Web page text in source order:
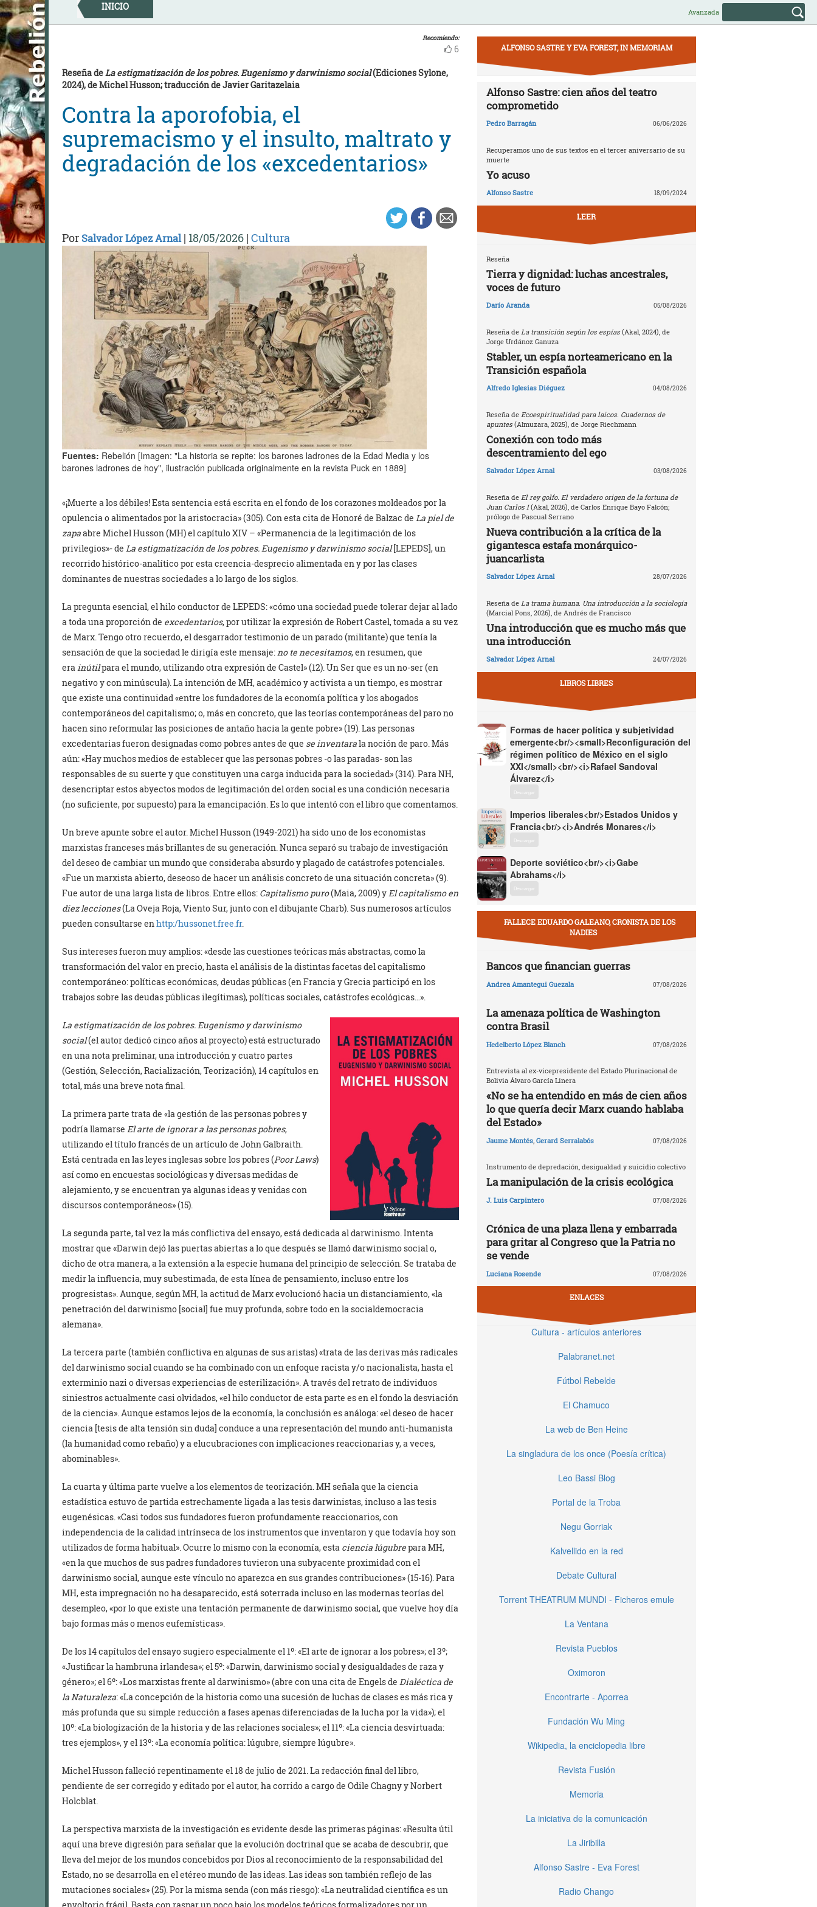
Skip
to
content
INICIO Avanzada
Recomiendo:
6
Reseña deLa estigmatización de los pobres. Eugenismo y darwinismo social(Ediciones Sylone,
2024), de Michel Husson; traducción de Javier Garitazelaia
Contra la aporofobia, el
supremacismo y el insulto, maltrato y
degradación de los «excedentarios»
Por Salvador López Arnal| 18/05/2026 | Cultura
Fuentes: Rebelión [Imagen: "La historia se repite: los barones ladrones de la Edad Media y los
barones ladrones de hoy", ilustración publicada originalmente en la revista Puck en 1889]
«¡Muerte a los débiles! Esta sentencia está escrita en el fondo de los corazones moldeados por la
opulencia o alimentados por la aristocracia» (305). Con esta cita de Honoré de Balzac de La piel de
zapaabre Michel Husson (MH) el capítulo XIV – «Permanencia de la legitimación de los
privilegios»- de La estigmatización de los pobres. Eugenismo y darwinismo social[LEPEDS], un
recorrido histórico-analítico por esta creencia-desprecio alimentada en y por las clases
dominantes de nuestras sociedades a lo largo de los siglos.
La pregunta esencial, el hilo conductor de LEPEDS: «cómo una sociedad puede tolerar dejar al lado
a toda una proporción de excedentarios, por utilizar la expresión de Robert Castel, tomada a su vez
de Marx. Tengo otro recuerdo, el desgarrador testimonio de un parado (militante) que tenía la
sensación de que la sociedad le dirigía este mensaje: no te necesitamos, en resumen, que
era inútilpara el mundo, utilizando otra expresión de Castel» (12). Un Ser que es un no-ser (en
negativo y con minúscula). La intención de MH, académico y activista a un tiempo, es mostrar
que existe una continuidad «entre los fundadores de la economía política y los abogados
contemporáneos del capitalismo; o, más en concreto, que las teorías contemporáneas del paro no
hacen sino reformular las posiciones de antaño hacia la gente pobre» (19). Las personas
excedentarias fueron designadas como pobres antes de que se inventarala noción de paro. Más
aún: «Hay muchos medios de establecer que las personas pobres -o las paradas- son las
responsables de su suerte y que constituyen una carga inducida para la sociedad» (314). Para NH,
desencriptar estos abyectos modos de legitimación del orden social es una condición necesaria
(no suficiente, por supuesto) para la emancipación. Es lo que intentó con el libro que comentamos.
Un breve apunte sobre el autor. Michel Husson (1949-2021) ha sido uno de los economistas
marxistas franceses más brillantes de su generación. Nunca separó su trabajo de investigación
del deseo de cambiar un mundo que consideraba absurdo y plagado de catástrofes potenciales.
«Fue un marxista abierto, deseoso de hacer un análisis concreto de una situación concreta» (9).
Fue autor de una larga lista de libros. Entre ellos: Capitalismo puro(Maia, 2009) y El capitalismo en
diez lecciones(La Oveja Roja, Viento Sur, junto con el dibujante Charb). Sus numerosos artículos
pueden consultarse en http:/hussonet.free.fr.
Sus intereses fueron muy amplios: «desde las cuestiones teóricas más abstractas, como la
transformación del valor en precio, hasta el análisis de la distintas facetas del capitalismo
contemporáneo: políticas económicas, deudas públicas (en Francia y Grecia participó en los
trabajos sobre las deudas públicas ilegítimas), políticas sociales, catástrofes ecológicas…».
La estigmatización de los pobres. Eugenismo y darwinismo
social(el autor dedicó cinco años al proyecto) está estructurado
en una nota preliminar, una introducción y cuatro partes
(Gestión, Selección, Racialización, Teorización), 14 capítulos en
total, más una breve nota final.
La primera parte trata de «la gestión de las personas pobres y
podría llamarse El arte de ignorar a las personas pobres,
utilizando el título francés de un artículo de John Galbraith.
Está centrada en las leyes inglesas sobre los pobres (Poor Laws)
así como en encuestas sociológicas y diversas medidas de
alejamiento, y se encuentran ya algunas ideas y venidas con
discursos contemporáneos» (15).
La segunda parte, tal vez la más conflictiva del ensayo, está dedicada al darwinismo. Intenta
mostrar que «Darwin dejó las puertas abiertas a lo que después se llamó darwinismo social o,
dicho de otra manera, a la extensión a la especie humana del principio de selección. Se trataba de
medir la influencia, muy subestimada, de esta línea de pensamiento, incluso entre los
progresistas». Aunque, según MH, la actitud de Marx evolucionó hacia un distanciamiento, «la
penetración del darwinismo [social] fue muy profunda, sobre todo en la socialdemocracia
alemana».
La tercera parte (también conflictiva en algunas de sus aristas) «trata de las derivas más radicales
del darwinismo social cuando se ha combinado con un enfoque racista y/o nacionalista, hasta el
exterminio nazi o diversas experiencias de esterilización». A través del retrato de individuos
siniestros actualmente casi olvidados, «el hilo conductor de esta parte es en el fondo la desviación
de la ciencia». Aunque estamos lejos de la economía, la conclusión es análoga: «el deseo de hacer
ciencia [tesis de alta tensión sin duda] conduce a una representación del mundo anti-humanista
(la humanidad como rebaño) y a elucubraciones con implicaciones reaccionarias y, a veces,
abominables».
La cuarta y última parte vuelve a los elementos de teorización. MH señala que la ciencia
estadística estuvo de partida estrechamente ligada a las tesis darwinistas, incluso a las tesis
eugenésicas. «Casi todos sus fundadores fueron profundamente reaccionarios, con
independencia de la calidad intrínseca de los instrumentos que inventaron y que todavía hoy son
utilizados de forma habitual». Ocurre lo mismo con la economía, esta ciencia lúgubrepara MH,
«en la que muchos de sus padres fundadores tuvieron una subyacente proximidad con el
darwinismo social, aunque este vínculo no aparezca en sus grandes contribuciones» (15-16). Para
MH, esta impregnación no ha desaparecido, está soterrada incluso en las modernas teorías del
desempleo, «por lo que existe una tentación permanente de darwinismo social, que vuelve hoy día
bajo formas más o menos eufemísticas».
De los 14 capítulos del ensayo sugiero especialmente el 1º: «El arte de ignorar a los pobres»; el 3º;
«Justificar la hambruna irlandesa»; el 5º: «Darwin, darwinismo social y desigualdades de raza y
género»; el 6º: «Los marxistas frente al darwinismo» (abre con una cita de Engels de Dialéctica de
la Naturaleza: «La concepción de la historia como una sucesión de luchas de clases es más rica y
más profunda que su simple reducción a fases apenas diferenciadas de la lucha por la vida»); el
10º: «La biologización de la historia y de las relaciones sociales»; el 11º: «La ciencia desvirtuada:
tres ejemplos», y el 13º: «La economía política: lúgubre, siempre lúgubre».
Michel Husson falleció repentinamente el 18 de julio de 2021. La redacción final del libro,
pendiente de ser corregido y editado por el autor, ha corrido a cargo de Odile Chagny y Norbert
Holcblat.
La perspectiva marxista de la investigación es evidente desde las primeras páginas: «Resulta útil
aquí una breve digresión para señalar que la evolución doctrinal que se acaba de descubrir, que
lleva del mejor de los mundos concebidos por Dios al reconocimiento de la responsabilidad del
Estado, no se desarrolla en el etéreo mundo de las ideas. Las ideas son también reflejo de las
mutaciones sociales» (25). Por la misma senda (con más riesgo): «La neutralidad científica es un
envoltorio frágil. Basta con raspar un poco bajo los modelos teóricos formalizadores por un
ALFONSO SASTRE Y EVA FOREST, IN MEMORIAM
Alfonso Sastre: cien años del teatro
comprometido
Pedro Barragán 06/06/2026
Recuperamos uno de sus textos en el tercer aniversario de su
muerte
Yo acuso
Alfonso Sastre 18/09/2024
LEER
Reseña
Tierra y dignidad: luchas ancestrales,
voces de futuro
Darío Aranda 05/08/2026
Reseña de La transición según los espías(Akal, 2024), de
Jorge Urdánoz Ganuza
Stabler, un espía norteamericano en la
Transición española
Alfredo Iglesias Diéguez 04/08/2026
Reseña de Ecoespiritualidad para laicos. Cuadernos de
apuntes(Almuzara, 2025), de Jorge Riechmann
Conexión con todo más
descentramiento del ego
Salvador López Arnal 03/08/2026
Reseña de El rey golfo. El verdadero origen de la fortuna de
Juan Carlos I(Akal, 2026), de Carlos Enrique Bayo Falcón;
prólogo de Pascual Serrano
Nueva contribución a la crítica de la
gigantesca estafa monárquico-
juancarlista
Salvador López Arnal 28/07/2026
Reseña de La trama humana. Una introducción a la sociología
(Marcial Pons, 2026), de Andrés de Francisco
Una introducción que es mucho más que
una introducción
Salvador López Arnal 24/07/2026
LIBROS LIBRES
Formas de hacer política y subjetividad
emergente<br/><small>Reconfiguración del
régimen político de México en el siglo
XXI</small><br/><i>Rafael Sandoval
Álvarez</i>
Descargar
Imperios liberales<br/>Estados Unidos y
Francia<br/><i>Andrés Monares</i>
Descargar
Deporte soviético<br/><i>Gabe
Abrahams</i>
Descargar
FALLECE EDUARDO GALEANO, CRONISTA DE LOS
NADIES
Bancos que financian guerras
Andrea Amantegui Guezala 07/08/2026
La amenaza política de Washington
contra Brasil
Hedelberto López Blanch 07/08/2026
Entrevista al ex-vicepresidente del Estado Plurinacional de
Bolivia Álvaro García Linera
«No se ha entendido en más de cien años
lo que quería decir Marx cuando hablaba
del Estado»
Jaume Montés, Gerard Serralabós 07/08/2026
Instrumento de depredación, desigualdad y suicidio colectivo
La manipulación de la crisis ecológica
J. Luis Carpintero 07/08/2026
Crónica de una plaza llena y embarrada
para gritar al Congreso que la Patria no
se vende
Luciana Rosende 07/08/2026
ENLACES
Cultura - artículos anteriores
Palabranet.net
Fútbol Rebelde
El Chamuco
La web de Ben Heine
La singladura de los once (Poesía crítica)
Leo Bassi Blog
Portal de la Troba
Negu Gorriak
Kalvellido en la red
Debate Cultural
Torrent THEATRUM MUNDI - Ficheros emule
La Ventana
Revista Pueblos
Oximoron
Encontrarte - Aporrea
Fundación Wu Ming
Wikipedia, la enciclopedia libre
Revista Fusión
Memoria
La iniciativa de la comunicación
La Jiribilla
Alfonso Sastre - Eva Forest
Radio Chango